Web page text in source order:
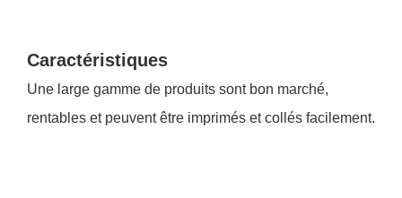
Caractéristiques
Une large gamme de produits sont bon marché,
rentables et peuvent être imprimés et collés facilement.